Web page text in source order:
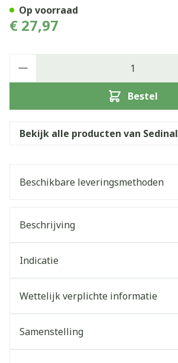
€ 27,97
Bestel
Op voorraad
Bekijk alle producten van Sedinal
Beschikbare leveringsmethoden
Beschrijving
Indicatie
Wettelijk verplichte informatie
Samenstelling